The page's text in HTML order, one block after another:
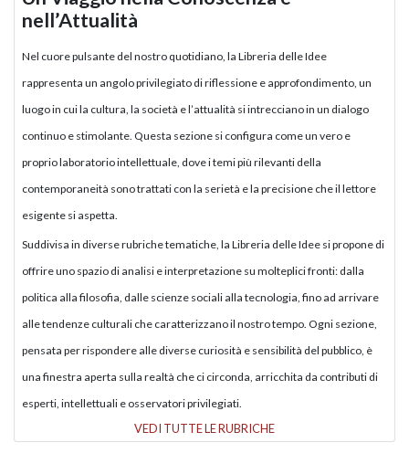
nell’Attualità
Nel cuore pulsante del nostro quotidiano, la Libreria delle Idee
rappresenta un angolo privilegiato di riflessione e approfondimento, un
luogo in cui la cultura, la società e l’attualità si intrecciano in un dialogo
continuo e stimolante. Questa sezione si configura come un vero e
proprio laboratorio intellettuale, dove i temi più rilevanti della
contemporaneità sono trattati con la serietà e la precisione che il lettore
esigente si aspetta.
Suddivisa in diverse rubriche tematiche, la Libreria delle Idee si propone di
offrire uno spazio di analisi e interpretazione su molteplici fronti: dalla
politica alla filosofia, dalle scienze sociali alla tecnologia, fino ad arrivare
alle tendenze culturali che caratterizzano il nostro tempo. Ogni sezione,
pensata per rispondere alle diverse curiosità e sensibilità del pubblico, è
una finestra aperta sulla realtà che ci circonda, arricchita da contributi di
esperti, intellettuali e osservatori privilegiati.
VEDI TUTTE LE RUBRICHE